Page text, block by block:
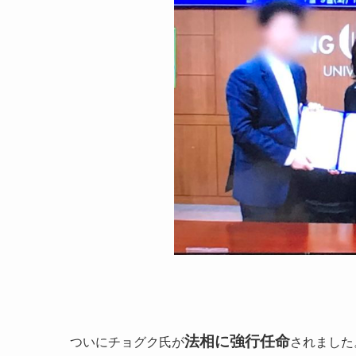
ついにチョグク氏が法相に強行任命されまし